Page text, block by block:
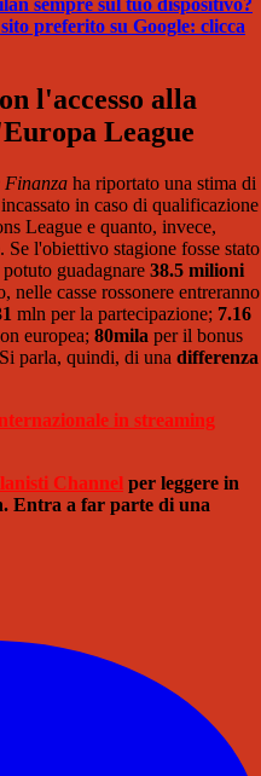
sempre sul tuo dispositivo?
preferito su Google: clicca
l'accesso alla
League
Finanza ha riportato una stima di
in caso di qualificazione
League e quanto, invece,
Se l'obiettivo stagione fosse stato
guadagnare 38.5 milioni
nelle casse rossonere entreranno
mln per la partecipazione; 7.16
europea; 80mila per il bonus
parla, quindi, di una differenza
in streaming
Channel per leggere in
Entra a far parte di una